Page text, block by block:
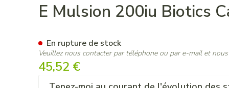
E Mulsion 200iu Biotics
45,52 €
En rupture de stock
Veuillez nous contacter par téléphone ou par e-mail et